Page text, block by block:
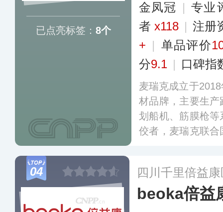
已点亮标签： 8个
金凤冠 | 专业​
者 x118 | 注册
+ | 单品评价
分9.1 | 口碑指
麦瑞克成立于
材品牌，主要生
划船机、筋膜枪
佼者，麦瑞克联
员备战。更多
04 四川千里倍益
beoka倍益